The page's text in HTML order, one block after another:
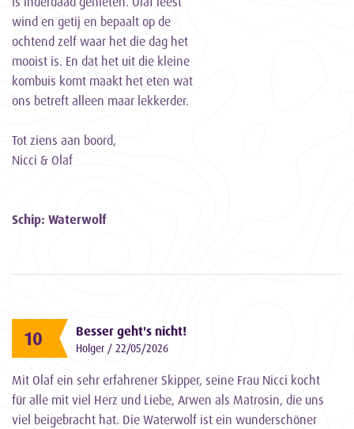
wind en getij en bepaalt op de
ochtend zelf waar het die dag het
mooist is. En dat het uit die kleine
kombuis komt maakt het eten wat
ons betreft alleen maar lekkerder.
Tot ziens aan boord,
Nicci & Olaf
Schip: Waterwolf
10 Besser geht's nicht!
Holger / 22/05/2026
Mit Olaf ein sehr erfahrener Skipper, seine Frau Nicci kocht
für alle mit viel Herz und Liebe, Arwen als Matrosin, die uns
viel beigebracht hat. Die Waterwolf ist ein wunderschöner